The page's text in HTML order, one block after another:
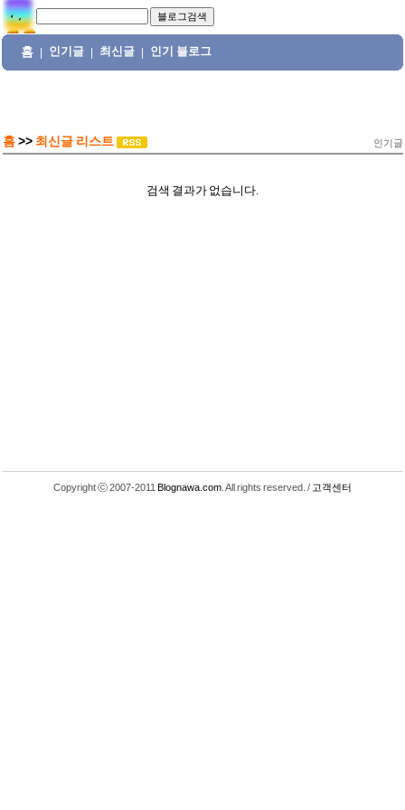
홈 인기글 최신글 인기 블로그
홈 >> 최신글 리스트 인기글
검색 결과가 없습니다.
Copyright ⓒ 2007-2011 Blognawa.com . All rights reserved. / 고객센터